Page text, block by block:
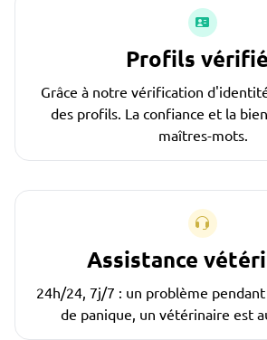
Profils
Grâce à notre vérification
des profils. La confiance et la
maîtres-mots.
Assistance
24h/24, 7j/7 : un problème pendant
de panique, un vétérinaire est